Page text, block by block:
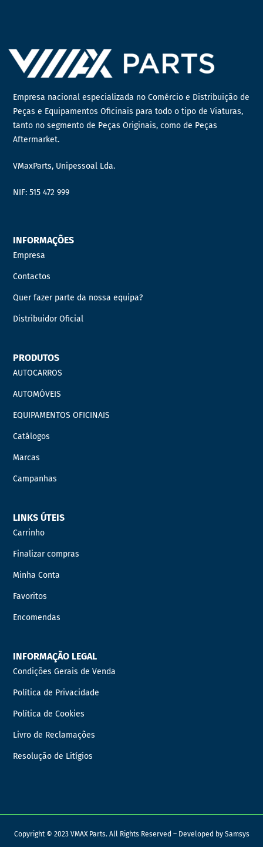
Empresa nacional especializada no Comércio e Distribuição de
Peças e Equipamentos Oficinais para todo o tipo de Viaturas,
tanto no segmento de Peças Originais, como de Peças
Aftermarket.
VMaxParts, Unipessoal Lda.
NIF: 515 472 999
INFORMAÇÕES
Empresa
Contactos
Quer fazer parte da nossa equipa?
Distribuidor Oficial
PRODUTOS
AUTOCARROS
AUTOMÓVEIS
EQUIPAMENTOS OFICINAIS
Catálogos
Marcas
Campanhas
LINKS ÚTEIS
Carrinho
Finalizar compras
Minha Conta
Favoritos
Encomendas
INFORMAÇÃO LEGAL
Condições Gerais de Venda
Política de Privacidade
Política de Cookies
Livro de Reclamações
Resolução de Litígios
Copyright © 2023 VMAX Parts. All Rights Reserved – Developed by Samsys